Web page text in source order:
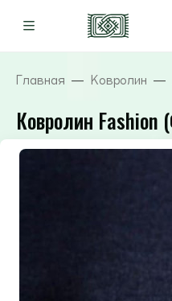
Главная Ковролин
Ковролин